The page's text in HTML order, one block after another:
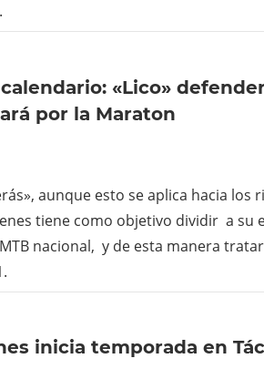
«Lico»
por la Maraton
aunque esto se aplica hacia los
tiene como objetivo dividir a su
nacional, y de esta manera
inicia temporada en